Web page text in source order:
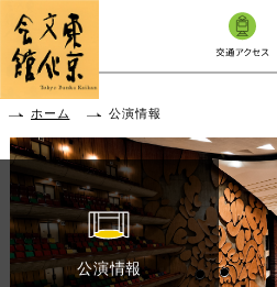
本文へ移動
ホーム 公演情報
公演情報